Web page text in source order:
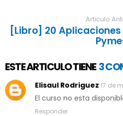
Articulo
[Libro] 20
ESTE ARTICULO TIENE 3
Elisaul Rodriguez 17 de
El curso no esta
Responder